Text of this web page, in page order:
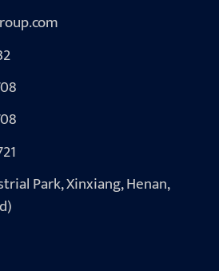
Park, Xinxiang, Henan,